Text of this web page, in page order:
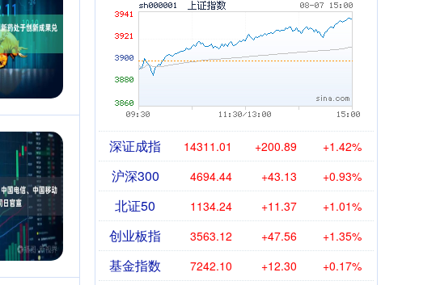
深证成指 14311.01 +200.89 +1.42%
沪深300 4694.44 +43.13 +0.93%
北证50 1134.24 +11.37 +1.01%
创业板指 3563.12 +47.56 +1.35%
基金指数 7242.10 +12.30 +0.17%